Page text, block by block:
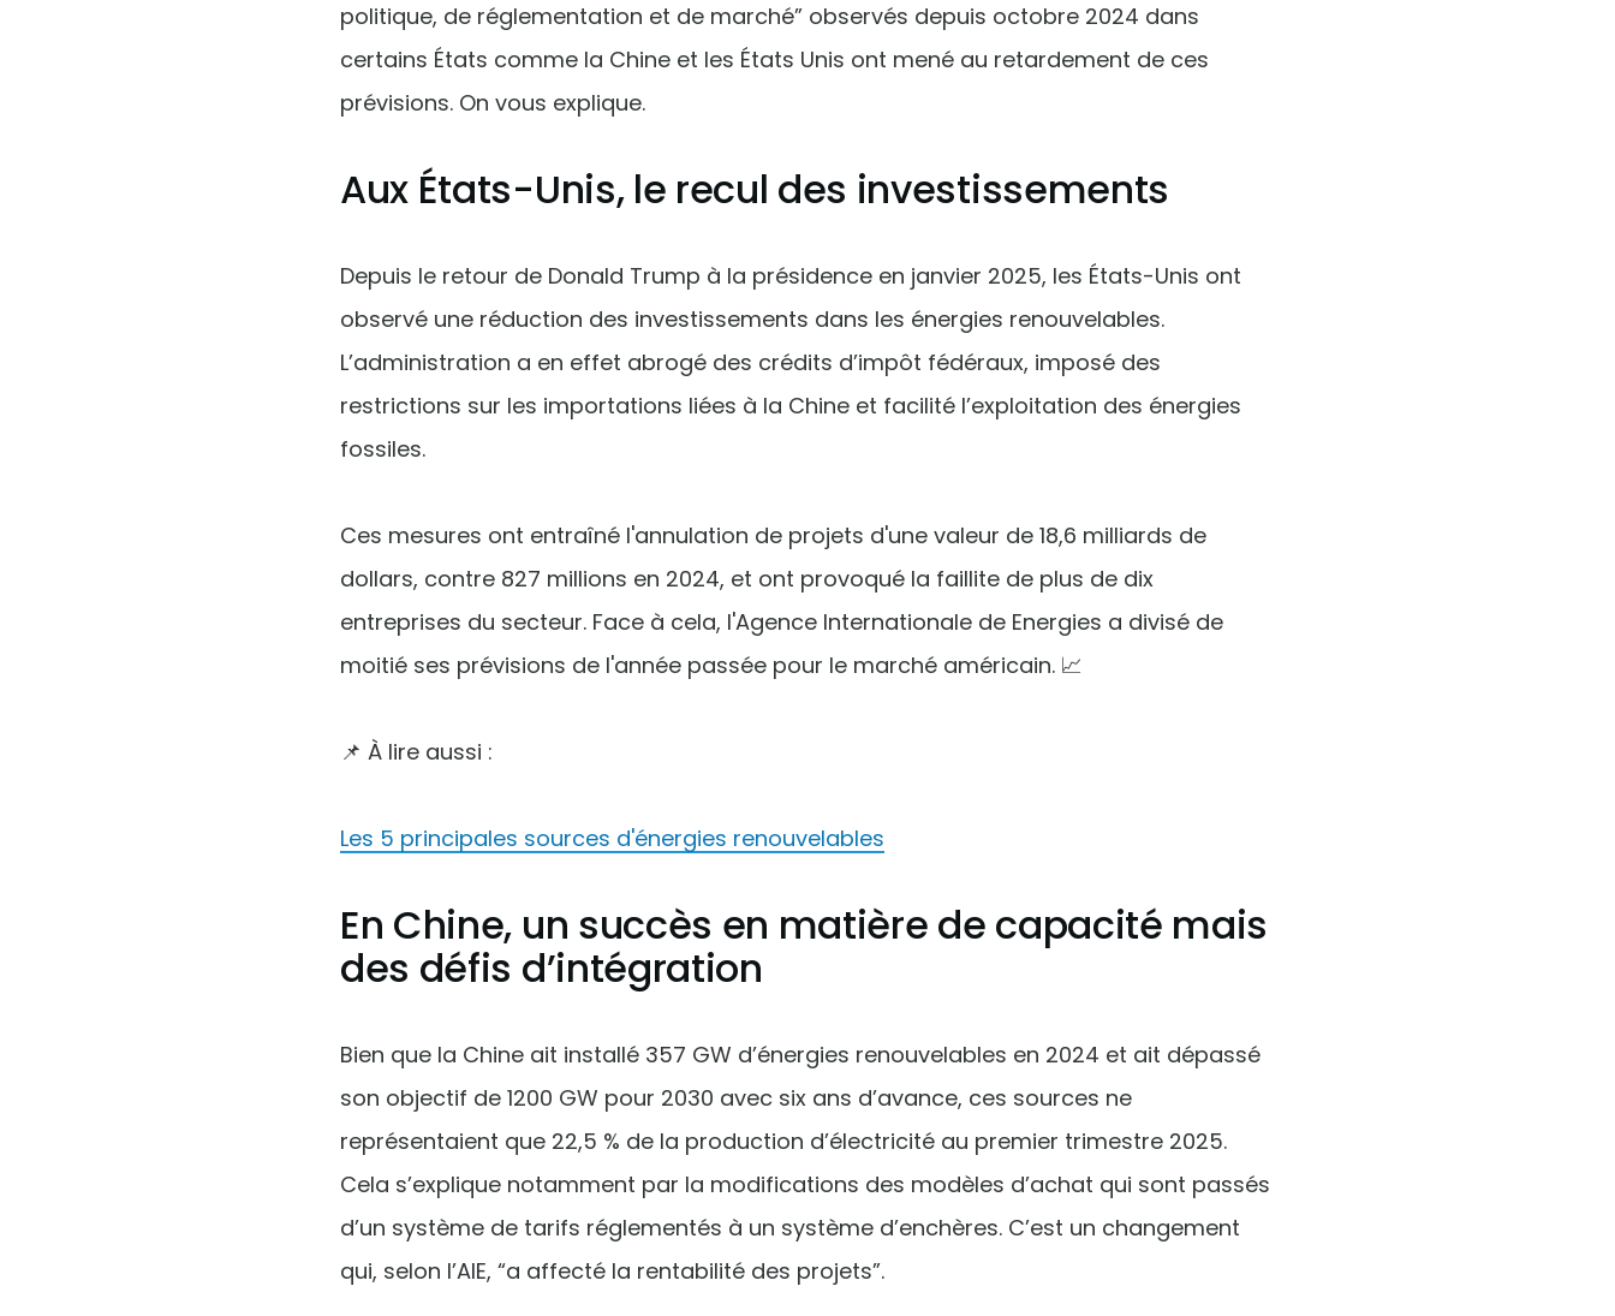
politique, de réglementation et de marché” observés depuis octobre 2024 dans
certains États comme la Chine et les États Unis ont mené au retardement de ces
prévisions. On vous explique.
Aux États-Unis, le recul des investissements
Depuis le retour de Donald Trump à la présidence en janvier 2025, les États-Unis ont
observé une réduction des investissements dans les énergies renouvelables.
L’administration a en effet abrogé des crédits d’impôt fédéraux, imposé des
restrictions sur les importations liées à la Chine et facilité l’exploitation des énergies
fossiles.
Ces mesures ont entraîné l'annulation de projets d'une valeur de 18,6 milliards de
dollars, contre 827 millions en 2024, et ont provoqué la faillite de plus de dix
entreprises du secteur. Face à cela, l'Agence Internationale de Energies a divisé de
moitié ses prévisions de l'année passée pour le marché américain. 📈
📌 À lire aussi :
​​Les 5 principales sources d'énergies renouvelables
En Chine, un succès en matière de capacité mais
des défis d’intégration
Bien que la Chine ait installé 357 GW d’énergies renouvelables en 2024 et ait dépassé
son objectif de 1200 GW pour 2030 avec six ans d’avance, ces sources ne
représentaient que 22,5 % de la production d’électricité au premier trimestre 2025.
Cela s’explique notamment par la modifications des modèles d’achat qui sont passés
d’un système de tarifs réglementés à un système d’enchères. C’est un changement
qui, selon l’AIE, “a affecté la rentabilité des projets”.